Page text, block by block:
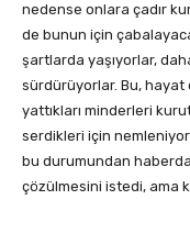
nedense onlara çadır
de bunun için
şartlarda yaşıyorlar,
sürdürüyorlar. Bu, hayat
yattıkları minderleri
serdikleri için
bu durumundan
çözülmesini istedi, ama